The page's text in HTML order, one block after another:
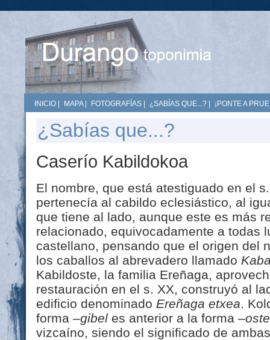
INICIO MAPA| FOTOGRAFÍAS ¿SABÍAS QUE...? ¡PONTE A
¿Sabías que...?
Caserío Kabildokoa
El nombre, que está atestiguado en el
pertenecía al cabildo eclesiástico, al
que tiene al lado, aunque este es más
relacionado, equivocadamente a todas
castellano, pensando que el origen del
los caballos al abrevadero llamado
Kabildoste, la familia Ereñaga,
restauración en el s. XX, construyó al
edificio denominado Ereñaga etxea.
forma –gibel es anterior a la forma –oste
vizcaíno, siendo el significado de